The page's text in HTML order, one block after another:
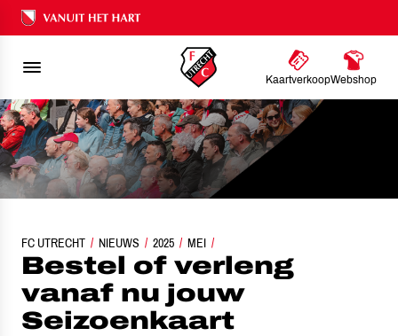
Ons nalatenschap
KaartverkoopWebshop
FC UTRECHT NIEUWS 2025 MEI
BESTEL OF VERLENG VANAF NU JOUW SEIZOENKAART
Bestel of verleng
vanaf nu jouw
Seizoenkaart